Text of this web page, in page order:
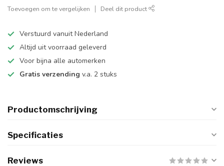
Toevoegen om te vergelijken Deel dit product
Verstuurd vanuit Nederland
Altijd uit voorraad geleverd
Voor bijna alle automerken
Gratis verzending v.a. 2 stuks
Productomschrijving
Specificaties
Reviews